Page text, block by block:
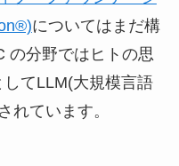
についてはまだ構
の分野ではヒトの思
てLLM(大規模言語
れています。